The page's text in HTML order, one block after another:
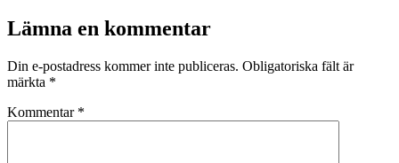
Lämna en kommentar
Din e-postadress kommer inte publiceras. Obligatoriska fält är
märkta *
Kommentar *